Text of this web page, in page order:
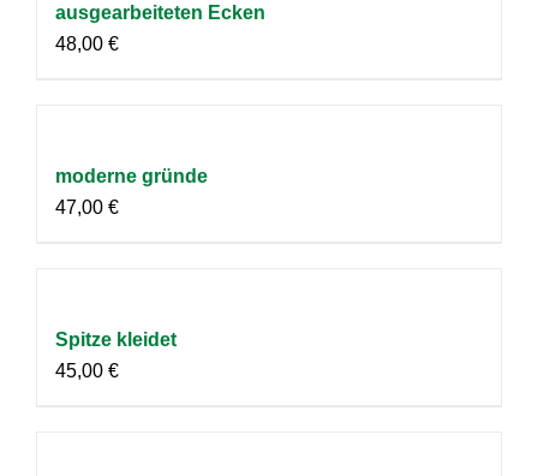
ausgearbeiteten Ecken
48,00 €
moderne gründe
47,00 €
Spitze kleidet
45,00 €